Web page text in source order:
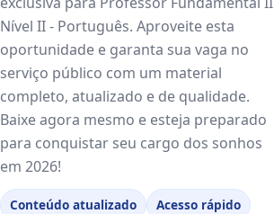
Nível II - Português. Aproveite esta
oportunidade e garanta sua vaga no
serviço público com um material
completo, atualizado e de qualidade.
Baixe agora mesmo e esteja preparado
para conquistar seu cargo dos sonhos
em 2026!
Conteúdo atualizado
Acesso rápido